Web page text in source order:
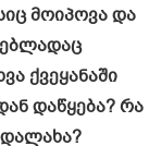
მოიპოვა და
ქვეყანაში
დაწყება? რა